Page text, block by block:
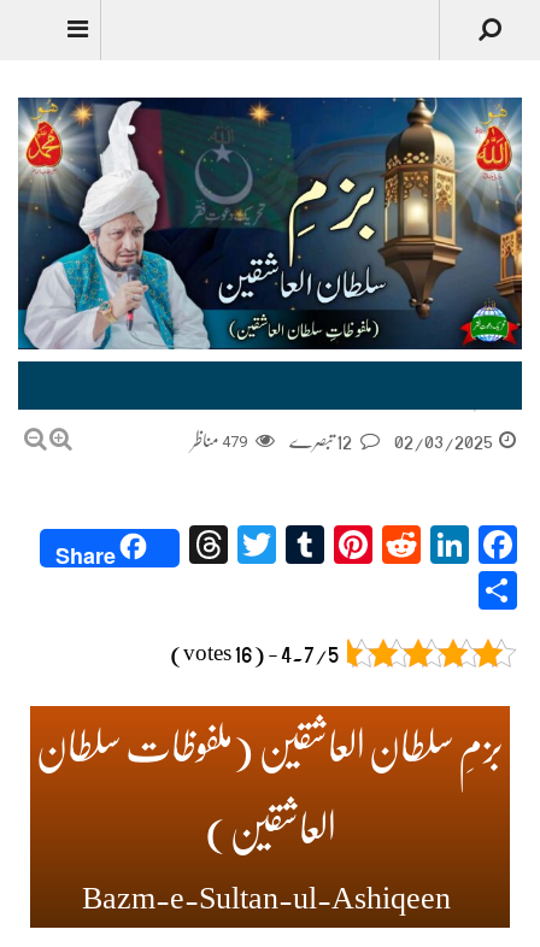
02/03/2025
479 مناظر
Facebook
LinkedIn
Reddit
Pinterest
Tumblr
Twitter
Threads
Share
4.7/5 - (16 votes)
بزمِ سلطان العاشقین (ملفوظات سلطان
العاشقین)